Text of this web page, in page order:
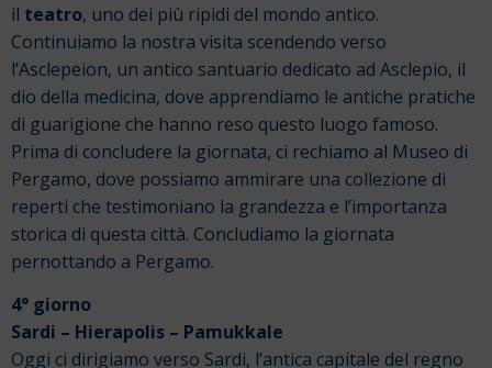
il teatro, uno dei più ripidi del mondo antico.
Continuiamo la nostra visita scendendo verso
l’Asclepeion, un antico santuario dedicato ad Asclepio, il
dio della medicina, dove apprendiamo le antiche pratiche
di guarigione che hanno reso questo luogo famoso.
Prima di concludere la giornata, ci rechiamo al Museo di
Pergamo, dove possiamo ammirare una collezione di
reperti che testimoniano la grandezza e l’importanza
storica di questa città. Concludiamo la giornata
pernottando a Pergamo.
4° giorno
Sardi – Hierapolis – Pamukkale
Oggi ci dirigiamo verso Sardi, l’antica capitale del regno